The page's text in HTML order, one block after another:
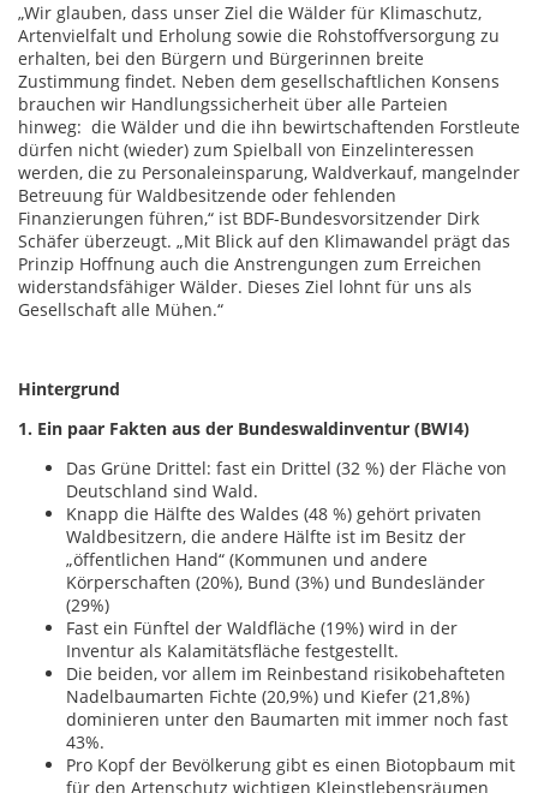
„Wir glauben, dass unser Ziel die Wälder für Klimaschutz,
Artenvielfalt und Erholung sowie die Rohstoffversorgung zu
erhalten, bei den Bürgern und Bürgerinnen breite
Zustimmung findet. Neben dem gesellschaftlichen Konsens
brauchen wir Handlungssicherheit über alle Parteien
hinweg: die Wälder und die ihn bewirtschaftenden Forstleute
dürfen nicht (wieder) zum Spielball von Einzelinteressen
werden, die zu Personaleinsparung, Waldverkauf, mangelnder
Betreuung für Waldbesitzende oder fehlenden
Finanzierungen führen,“ ist BDF-Bundesvorsitzender Dirk
Schäfer überzeugt. „Mit Blick auf den Klimawandel prägt das
Prinzip Hoffnung auch die Anstrengungen zum Erreichen
widerstandsfähiger Wälder. Dieses Ziel lohnt für uns als
Gesellschaft alle Mühen.“
Hintergrund
1. Ein paar Fakten aus der Bundeswaldinventur (BWI4)
Das Grüne Drittel: fast ein Drittel (32 %) der Fläche von
Deutschland sind Wald.
Knapp die Hälfte des Waldes (48 %) gehört privaten
Waldbesitzern, die andere Hälfte ist im Besitz der
„öffentlichen Hand“ (Kommunen und andere
Körperschaften (20%), Bund (3%) und Bundesländer
(29%)
Fast ein Fünftel der Waldfläche (19%) wird in der
Inventur als Kalamitätsfläche festgestellt.
Die beiden, vor allem im Reinbestand risikobehafteten
Nadelbaumarten Fichte (20,9%) und Kiefer (21,8%)
dominieren unter den Baumarten mit immer noch fast
43%.
Pro Kopf der Bevölkerung gibt es einen Biotopbaum mit
für den Artenschutz wichtigen Kleinstlebensräumen